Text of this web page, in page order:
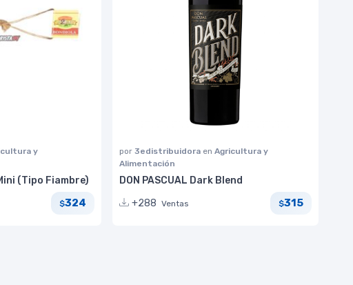
y
(Tipo Fiambre)
$324
por 3edistribuidora en Agricultura y
Alimentación
DON PASCUAL Dark Blend
+288 Ventas $315